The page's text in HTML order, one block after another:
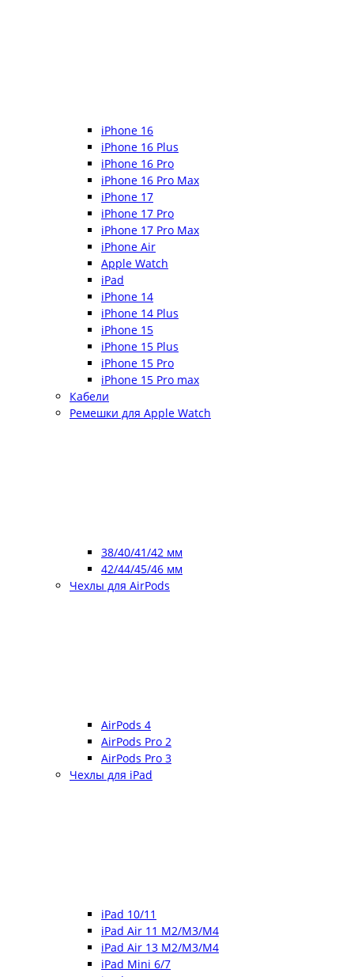
iPhone 16
iPhone 16 Plus
iPhone 16 Pro
iPhone 16 Pro Max
iPhone 17
iPhone 17 Pro
iPhone 17 Pro Max
iPhone Air
Apple Watch
iPad
iPhone 14
iPhone 14 Plus
iPhone 15
iPhone 15 Plus
iPhone 15 Pro
iPhone 15 Pro max
Кабели
Ремешки для Apple Watch
38/40/41/42 мм
42/44/45/46 мм
Чехлы для AirPods
AirPods 4
AirPods Pro 2
AirPods Pro 3
Чехлы для iPad
iPad 10/11
iPad Air 11 M2/M3/M4
iPad Air 13 M2/M3/M4
iPad Mini 6/7